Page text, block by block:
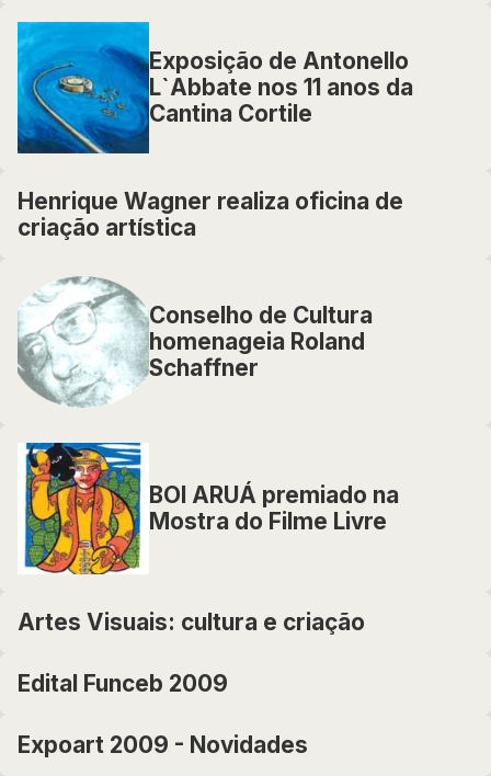
Exposição de Antonello
L`Abbate nos 11 anos da
Cantina Cortile
Henrique Wagner realiza oficina de
criação artística
Conselho de Cultura
homenageia Roland
Schaffner
BOI ARUÁ premiado na
Mostra do Filme Livre
Artes Visuais: cultura e criação
Edital Funceb 2009
Expoart 2009 - Novidades